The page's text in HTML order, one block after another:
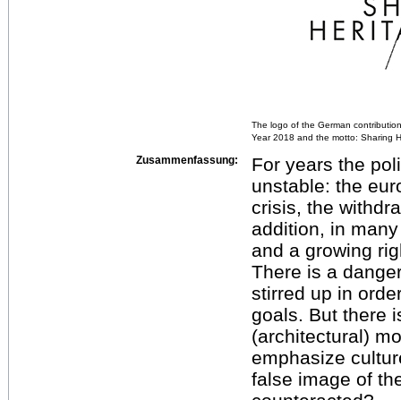
The logo of the German
Year 2018 and the motto: Sharing
Zusammenfassung:
For years the
unstable: the
crisis, the
addition, in
and a growing
There is a
stirred up in
goals. But there
(architectural)
emphasize
false image of